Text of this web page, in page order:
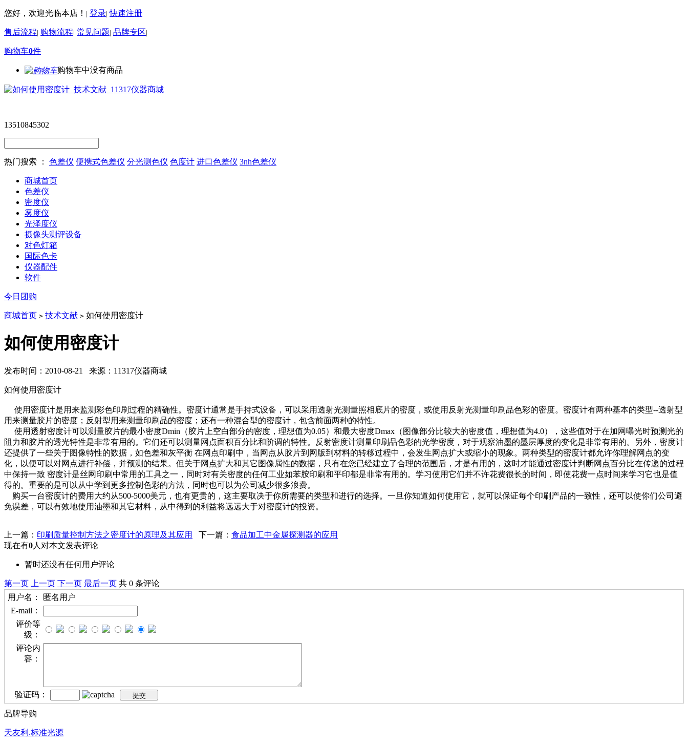
您好，欢迎光临本店！ | 登录| 快速注册
售后流程| 购物流程| 常见问题| 品牌专区|
购物车0件
购物车中没有商品
13510845302
热门搜索 ： 色差仪 便携式色差仪 分光测色仪 色度计 进口色差仪 3nh色差仪
商城首页
色差仪
密度仪
雾度仪
光泽度仪
摄像头测评设备
对色灯箱
国际色卡
仪器配件
软件
今日团购
商城首页 > 技术文献 > 如何使用密度计
如何使用密度计
发布时间：2010-08-21 来源：11317仪器商城
如何使用密度计
使用密度计是用来监测彩色印刷过程的精确性。密度计通常是手持式设备，可以采用透射光测量照相底片的密度，或使用反射光测量印刷品色彩的密度。密度计有两种基本的类型--透射型
用来测量胶片的密度；反射型用来测量印刷品的密度；还有一种混合型的密度计，包含前面两种的特性。
使用透射密度计可以测量胶片的最小密度Dmin（胶片上空白部分的密度，理想值为0.05）和最大密度Dmax（图像部分比较大的密度值，理想值为4.0），这些值对于在加网曝光时预测光的
阻力和胶片的透光特性是非常有用的。它们还可以测量网点面积百分比和阶调的特性。反射密度计测量印刷品色彩的光学密度，对于观察油墨的墨层厚度的变化是非常有用的。另外，密度计
还提供了一些关于图像特性的数据，如色差和灰平衡 在网点印刷中，当网点从胶片到网版到材料的转移过程中，会发生网点扩大或缩小的现象。两种类型的密度计都允许你理解网点的变
化，以便可以对网点进行补偿，并预测的结果。但关于网点扩大和其它图像属性的数据，只有在您已经建立了合理的范围后，才是有用的，这时才能通过密度计判断网点百分比在传递的过程
中保持一致 密度计是丝网印刷中常用的工具之一，同时对有关密度的任何工业如苯胺印刷和平印都是非常有用的。学习使用它们并不许花费很长的时间，即使花费一点时间来学习它也是值
得的。重要的是可以从中学到更多控制色彩的方法，同时也可以为公司减少很多浪费。
购买一台密度计的费用大约从500-5000美元，也有更贵的，这主要取决于你所需要的类型和进行的选择。一旦你知道如何使用它，就可以保证每个印刷产品的一致性，还可以使你们公司避
免误差，可以有效地使用油墨和其它材料，从中得到的利益将远远大于对密度计的投资。
上一篇： 印刷质量控制方法之密度计的原理及其应用 下一篇： 食品加工中金属探测器的应用
现在有0人对本文发表评论
暂时还没有任何用户评论
第一页 上一页 下一页 最后一页 共 0 条评论
用户名：
匿名用户
E-mail：
评价等
级：
评论内
容：
验证码：
品牌导购
天友利.标准光源